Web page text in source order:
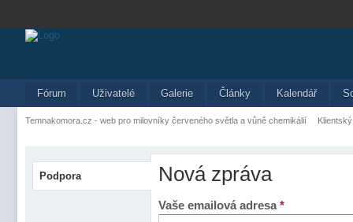
Fórum Uživatelé Galerie Články Kalendář
Temnakomora.cz - web pro milovníky červeného světla a vůně chemikálií
Podpora Nová zpráva
Vaše emailová adresa*